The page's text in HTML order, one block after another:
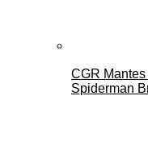
CGR
Spiderman